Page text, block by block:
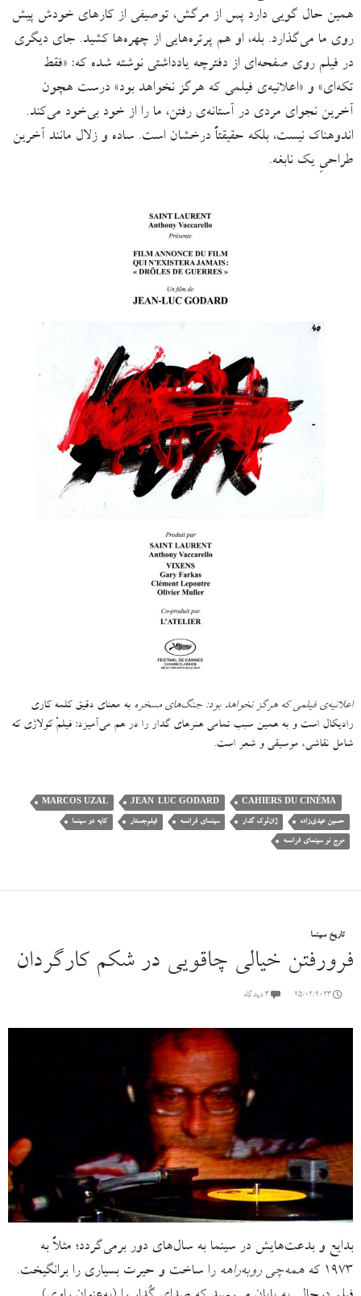
همین حال گویی دارد پس از مرگش، توصیفی از کارهای خودش پیش
روی ما می‌گذارد. بله، او هم پرتره‌هایی از چهره‌ها کشید. جای دیگری
در فیلم روی صفحه‌ای از دفترچه یادداشتی نوشته شده که: «فقط
تکه‌ای» و «اعلانیه‌ی فیلمی که هرگز نخواهد بود» درست هچون
آخرین نجوای مردی در آستانه‌ی رفتن، ما را از خود بی‌خود می‌کند.
اندوهناک نیست، بلکه حقیقتاً درخشان است. ساده و زلال مانند آخرین
طراحیِ یک نابغه.
اعلانیه‌ی فیلمی که هرگز نخواهد بود: جنگ‌های مسخره به معنای دقیق کلمه کاری
رادیکال است و به همین سبب تمامی هنرهای گدار را در هم می‌آمیزد: فیلمْ کولاژی که
شامل نقاشی، موسیقی و شعر است.
CAHIERS DU CINÉMA
JEAN-LUC GODARD
MARCOS UZAL
حسین عیدی‌زاده ژان‌لوک گدار سینمای فرانسه فیلم‌جستار کایه دو سینما
موج نو سینمای فرانسه
تاریخ سینما
فرورفتن خیالی چاقویی در شکم کارگردان
25/02/2023 ۳ دیدگاه
بدایع و بدعت‌هایش در سینما به سال‌های دور برمی‌گردد؛ مثلاً به
١٩٧٣ که
همه‌چی روبه‌راهه را ساخت و حیرت بسیاری را برانگیخت.